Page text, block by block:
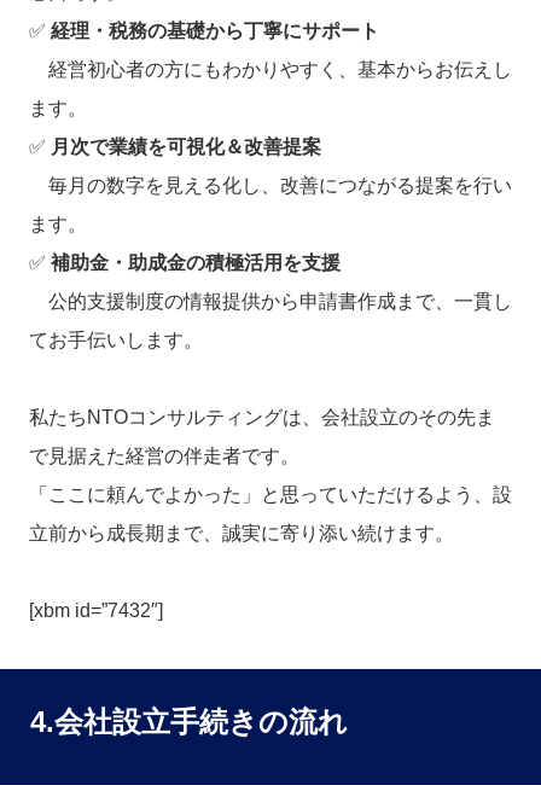
✅ 経理・税務の基礎から丁寧にサポート
経営初心者の方にもわかりやすく、基本からお伝えし
ます。
✅ 月次で業績を可視化＆改善提案
毎月の数字を見える化し、改善につながる提案を行い
ます。
✅ 補助金・助成金の積極活用を支援
公的支援制度の情報提供から申請書作成まで、一貫し
てお手伝いします。
私たちNTOコンサルティングは、会社設立のその先ま
で見据えた経営の伴走者です。
「ここに頼んでよかった」と思っていただけるよう、設
立前から成長期まで、誠実に寄り添い続けます。
[xbm id=”7432″]
4.会社設立手続きの流れ